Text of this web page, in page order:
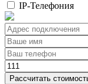
IP-Телефония
Рассчитать